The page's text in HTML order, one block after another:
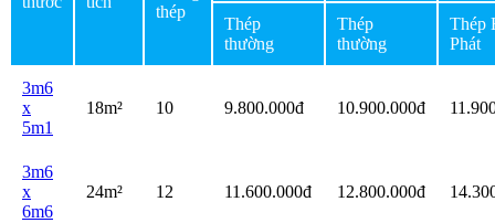
thép
Thép
thường
Thép
thường
Thép
Phát
3m6
x
5m1
18m² 10 9.800.000đ 10.900.000đ
3m6
x
6m6
24m² 12 11.600.000đ 12.800.000đ